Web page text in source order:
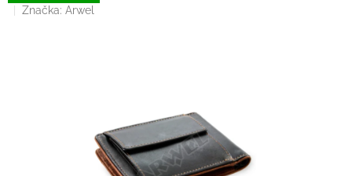
Značka: Arwel